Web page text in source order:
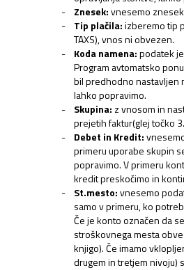
Znesek:vnesemo
Tip plačila:izberemo tip
TAXS), vnos ni obvezen.
Koda namena:podatek
Program avtomatsko
bil predhodno nastavljen
lahko popravimo.
Skupina: z vnosom in
prejetih faktur(glej točko
Debet in Kredit:
primeru uporabe skupin
popravimo. V primeru
kredit preskočimo in
St.mesto:vnesemo
samo v primeru, ko
Če je konto označen da
stroškovnega mesta
knjigo). Če imamo
drugem in tretjem nivoju)